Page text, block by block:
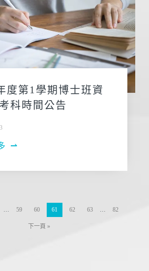
度第1學期博士班資
科時間公告
⇀
... 59 60 61 62 63 ... 82
下一頁 »